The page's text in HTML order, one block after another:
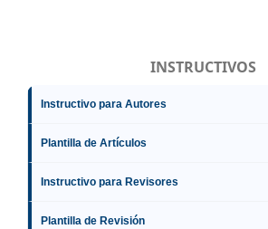
INSTRUCTIVOS
Instructivo para Autores
Plantilla de Artículos
Instructivo para Revisores
Plantilla de Revisión